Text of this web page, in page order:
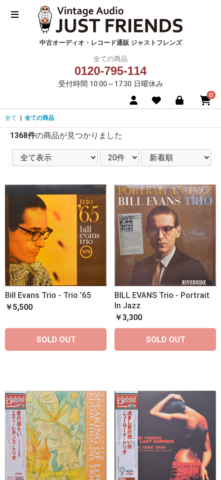
中古オーディオ・レコード通販 ジャストフレンズ
全ての商品
0120-795-114
受付時間 10:00～17:30 日曜休み
0
全て 全ての商品
1368件の商品が見つかりました
Bill Evans Trio - Trio '65
￥5,500
SOLD OUT
BILL EVANS Trio - Portrait
In Jazz
￥3,300
SOLD OUT